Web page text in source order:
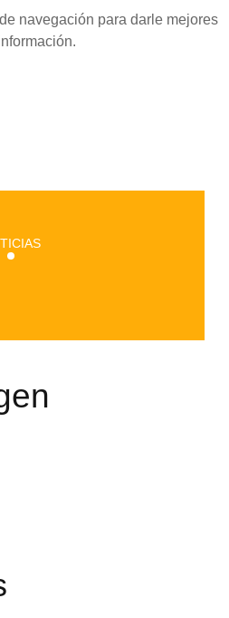
navegación para darle mejores